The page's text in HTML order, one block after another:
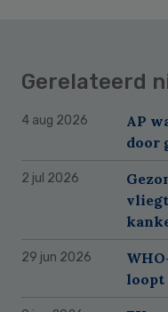
Gerelateerd
4 aug 2026
AP
door
2 jul 2026
29 jun 2026
loopt